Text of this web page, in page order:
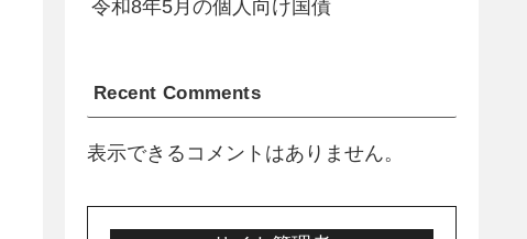
令和8年5月の個人向け国債
Recent Comments
表示できるコメントはありません。